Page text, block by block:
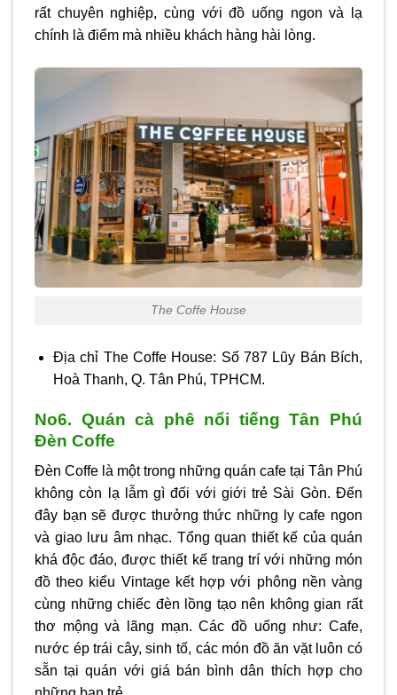
rất chuyên nghiệp, cùng với đồ uống ngon và lạ
chính là điểm mà nhiều khách hàng hài lòng.
The Coffe House
Địa chỉ The Coffe House: Số 787 Lũy Bán Bích,
Hoà Thanh, Q. Tân Phú, TPHCM.
No6. Quán cà phê nổi tiếng Tân Phú
Đèn Coffe
Đèn Coffe là một trong những quán cafe tại Tân Phú
không còn lạ lẫm gì đối với giới trẻ Sài Gòn. Đến
đây bạn sẽ được thưởng thức những ly cafe ngon
và giao lưu âm nhạc. Tổng quan thiết kế của quán
khá độc đáo, được thiết kế trang trí với những món
đồ theo kiểu Vintage kết hợp với phông nền vàng
cùng những chiếc đèn lồng tạo nên không gian rất
thơ mộng và lãng mạn. Các đồ uống như: Cafe,
nước ép trái cây, sinh tố, các món đồ ăn vặt luôn có
sẵn tại quán với giá bán bình dân thích hợp cho